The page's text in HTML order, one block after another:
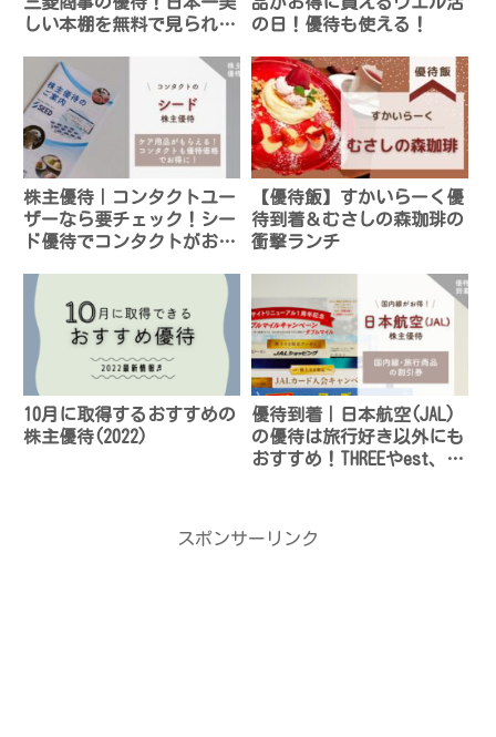
しい本棚を無料で見られ
の日！優待も使える！
株主優待｜コンタクトユー
ザーなら要チェック！シー
ド優待でコンタクトがお得
【優待飯】すかいらーく優
待到着＆むさしの森珈琲の
衝撃ランチ
10月に取得するおすすめの
株主優待(2022)
優待到着｜日本航空(JAL)
の優待は旅行好き以外にも
おすすめ！THREEやest、機
スポンサーリンク